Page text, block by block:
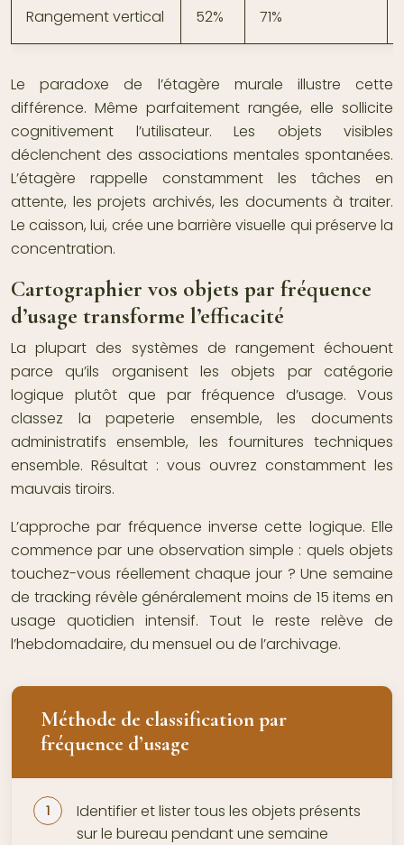
Rangement vertical 52% 71%
Le paradoxe de l’étagère murale illustre cette
différence. Même parfaitement rangée, elle sollicite
cognitivement l’utilisateur. Les objets visibles
déclenchent des associations mentales spontanées.
L’étagère rappelle constamment les tâches en
attente, les projets archivés, les documents à traiter.
Le caisson, lui, crée une barrière visuelle qui préserve la
concentration.
Cartographier vos objets par fréquence
d’usage transforme l’efficacité
La plupart des systèmes de rangement échouent
parce qu’ils organisent les objets par catégorie
logique plutôt que par fréquence d’usage. Vous
classez la papeterie ensemble, les documents
administratifs ensemble, les fournitures techniques
ensemble. Résultat : vous ouvrez constamment les
mauvais tiroirs.
L’approche par fréquence inverse cette logique. Elle
commence par une observation simple : quels objets
touchez-vous réellement chaque jour ? Une semaine
de tracking révèle généralement moins de 15 items en
usage quotidien intensif. Tout le reste relève de
l’hebdomadaire, du mensuel ou de l’archivage.
Méthode de classification par
fréquence d’usage
Identifier et lister tous les objets présents
sur le bureau pendant une semaine